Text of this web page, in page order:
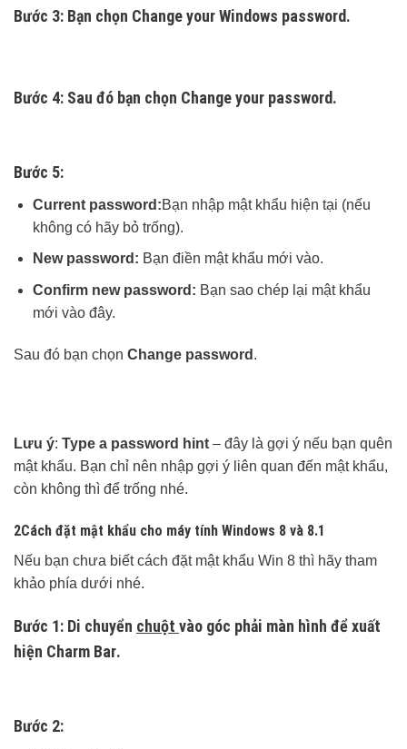
Bước 3: Bạn chọn Change your Windows password.
Bước 4: Sau đó bạn chọn Change your password.
Bước 5:
Current password:Bạn nhập mật khẩu hiện tại (nếu
không có hãy bỏ trống).
New password: Bạn điền mật khẩu mới vào.
Confirm new password: Bạn sao chép lại mật khẩu
mới vào đây.
Sau đó bạn chọn Change password .
Lưu ý: Type a password hint – đây là gợi ý nếu bạn quên
mật khẩu. Bạn chỉ nên nhập gợi ý liên quan đến mật khẩu,
còn không thì để trống nhé.
2Cách đặt mật khẩu cho máy tính Windows 8 và 8.1
Nếu bạn chưa biết cách đặt mật khẩu Win 8 thì hãy tham
khảo phía dưới nhé.
Bước 1: Di chuyển chuột vào góc phải màn hình để xuất
hiện Charm Bar.
Bước 2: